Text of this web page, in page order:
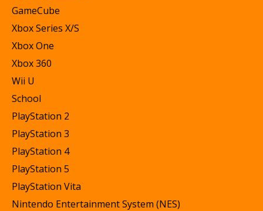
GameCube
Xbox Series X/S
Xbox One
Xbox 360
Wii U
School
PlayStation 2
PlayStation 3
PlayStation 4
PlayStation 5
PlayStation Vita
Nintendo Entertainment System (NES)